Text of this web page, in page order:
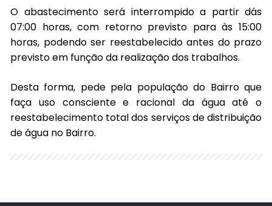
O abastecimento será interrompido a partir dás
07:00 horas, com retorno previsto para às 15:00
horas, podendo ser reestabelecido antes do prazo
previsto em função da realização dos trabalhos.
Desta forma, pede pela população do Bairro que
faça uso consciente e racional da água até o
reestabelecimento total dos serviços de distribuição
de água no Bairro.